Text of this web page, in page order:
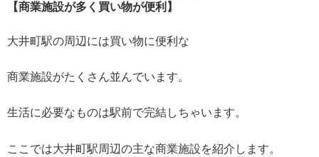
【商業施設が多く買い物が便利】
大井町駅の周辺には買い物に便利な
商業施設がたくさん並んでいます。
生活に必要なものは駅前で完結しちゃいます。
ここでは大井町駅周辺の主な商業施設を紹介します。